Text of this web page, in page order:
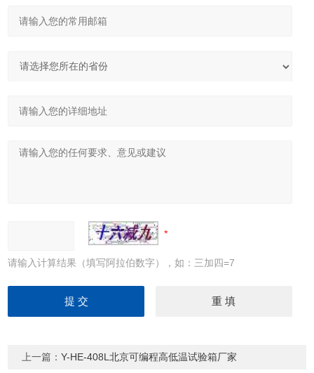
请输入计算结果（填写阿拉伯数字），如：三加四=7
上一篇：Y-HE-408L北京可编程高低温试验箱厂家